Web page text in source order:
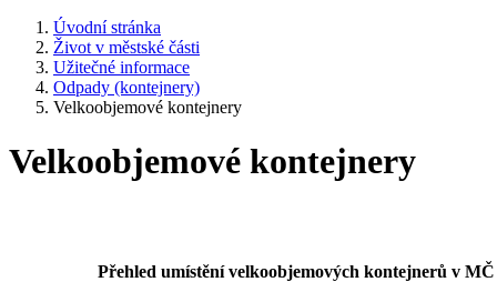
Úvodní stránka
Život v městské části
Užitečné informace
Odpady (kontejnery)
Velkoobjemové kontejnery
Velkoobjemové kontejnery
Přehled umístění velkoobjemových kontejnerů v MČ